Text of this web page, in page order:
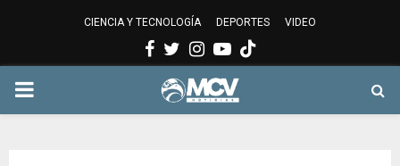
CIENCIA Y TECNOLOGÍA DEPORTES VIDEO
Facebook
Twitter
Instagram
Youtube
PRIMARY